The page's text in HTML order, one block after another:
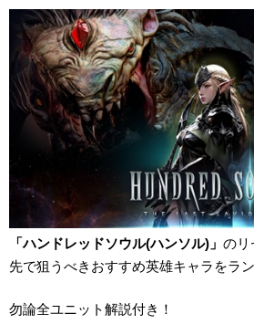
「ハンドレッドソウル(ハンソル)」 のリ
先で狙うべきおすすめ英雄キャラをラ
勿論全ユニット解説付き！